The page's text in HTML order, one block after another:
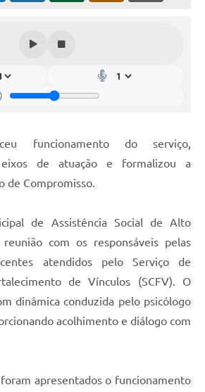
funcionamento do serviço,
eixos de atuação e formalizou a
de Compromisso.
de Assistência Social de Alto
com os responsáveis pelas
atendidos pelo Serviço de
de Vínculos (SCFV). O
dinâmica conduzida pelo psicólogo
acolhimento e diálogo com
apresentados o funcionamento